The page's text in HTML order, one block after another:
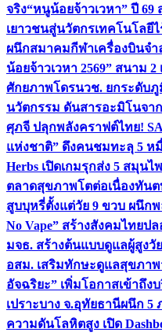
จริง“หนูน้อยจ้าวเวหา” ปี
เยาวชนสู่นวัตกรเทคโนโล
ผนึกสมาคมกีฬาเครื่องบินจำ
น้อยจ้าวเวหา 2569” สนาม
ศักยภาพโดรนวช. ยกระดับ
นวัตกรรม ดันสารอะมิโนจา
ศุภจี ปลุกพลังคราฟต์ไทย!
แห่งชาติ” ดึงคนชมทะลุ 5 ห
Herbs เปิดเกมรุกส่ง 5 สมุน
ตลาดสุขภาพโตต่อเนื่องทันต
สูบบุหรี่ตั้งแต่วัย 9 ขวบ ผนึกพ
No Vape” สร้างสังคมไทยป
มจธ. สร้างต้นแบบดูแลผู้สูงวั
อสม. เสริมทักษะดูแลสุขภาพ
อัจฉริยะ” เพิ่มโอกาสเข้าถึ
เปราะบาง จ.อุทัยธานีผนึก 5
ความดันโลหิตสูง เปิด